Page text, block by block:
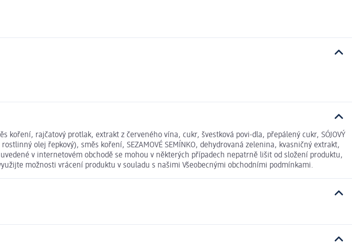
koření, rajčatový protlak, extrakt z červeného vína, cukr, švestková povi-dla, přepálený cukr, SÓJOVÝ
olej řepkový), směs koření, SEZAMOVÉ SEMÍNKO, dehydrovaná zelenina, kvasničný extrakt,
v internetovém obchodě se mohou v některých případech nepatrně lišit od složení produktu,
možnosti vrácení produktu v souladu s našimi Všeobecnými obchodními podmínkami.